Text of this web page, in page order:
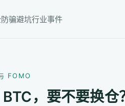
防骗避坑行业事件
FOMO
，要不要换仓